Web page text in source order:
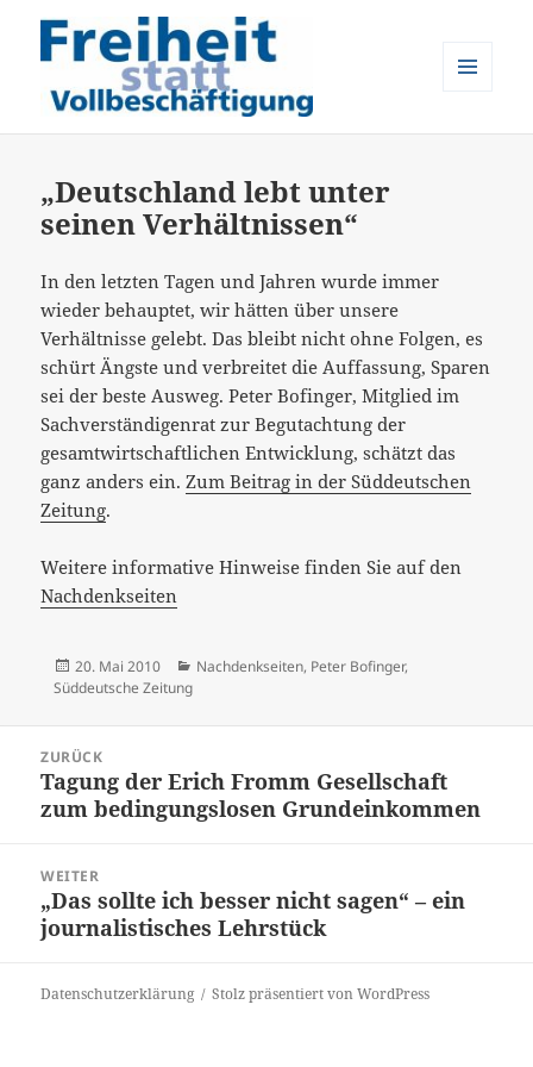
„Deutschland lebt unter
seinen Verhältnissen“
In den letzten Tagen und Jahren wurde immer
wieder behauptet, wir hätten über unsere
Verhältnisse gelebt. Das bleibt nicht ohne Folgen, es
schürt Ängste und verbreitet die Auffassung, Sparen
sei der beste Ausweg. Peter Bofinger, Mitglied im
Sachverständigenrat zur Begutachtung der
gesamtwirtschaftlichen Entwicklung, schätzt das
ganz anders ein.Zum Beitrag in der Süddeutschen
Zeitung.
Weitere informative Hinweise finden Sie auf den
Nachdenkseiten
Veröffentlicht
am
20. Mai 2010 Kategorien
Nachdenkseiten, Peter Bofinger,
Süddeutsche Zeitung
Navigation
ZURÜCK
Vorheriger
Beitrag:
Tagung der Erich Fromm Gesellschaft
zum bedingungslosen Grundeinkommen
WEITER
Nächster
Beitrag:
„Das sollte ich besser nicht sagen“ – ein
journalistisches Lehrstück
Datenschutzerklärung Stolz präsentiert von WordPress